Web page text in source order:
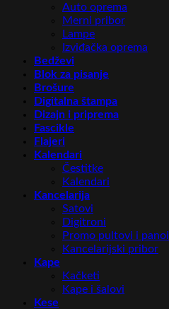
Auto oprema
Merni pribor
Lampe
Izviđačka oprema
Bedževi
Blok za pisanje
Brošure
Digitalna štampa
Dizajn i priprema
Fascikle
Flajeri
Kalendari
Čestitke
Kalendari
Kancelarija
Satovi
Digitroni
Promo pultovi i panoi
Kancelarijski pribor
Kape
Kačketi
Kape i šalovi
Kese